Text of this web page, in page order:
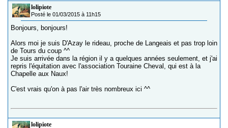
lolipiote
Posté le 01/03/2015 à 11h15
Bonjours, bonjours!
Alors moi je suis D'Azay le rideau, proche de Langeais et pas trop loin
de Tours du coup ^^
Je suis arrivée dans la région il y a quelques années seulement, et j'ai
repris l'équitation avec l'association Touraine Cheval, qui est à la
Chapelle aux Naux!
C'est vrais qu'on à pas l'air très nombreux ici ^^
lolipiote